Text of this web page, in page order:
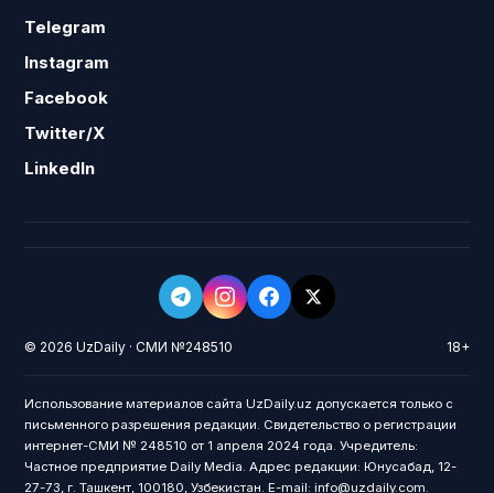
Telegram
Instagram
Facebook
Twitter/X
LinkedIn
© 2026 UzDaily · СМИ №248510 18+
Использование материалов сайта UzDaily.uz допускается только с
письменного разрешения редакции. Свидетельство о регистрации
интернет-СМИ № 248510 от 1 апреля 2024 года. Учредитель:
Частное предприятие Daily Media. Адрес редакции: Юнусабад, 12-
27-73, г. Ташкент, 100180, Узбекистан. E-mail: info@uzdaily.com.